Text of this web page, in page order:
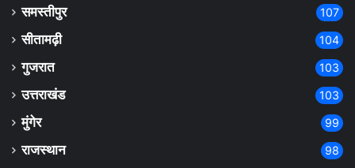
समस्तीपुर 107
सीतामढ़ी 104
गुजरात 103
उत्तराखंड 103
मुंगेर 99
राजस्थान 98